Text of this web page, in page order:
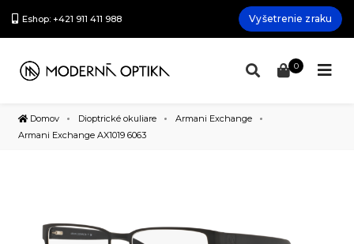
Eshop: +421 911 411 988 Vyšetrenie zraku
0
Domov Dioptrické okuliare
Armani Exchange
Armani Exchange AX1019 6063